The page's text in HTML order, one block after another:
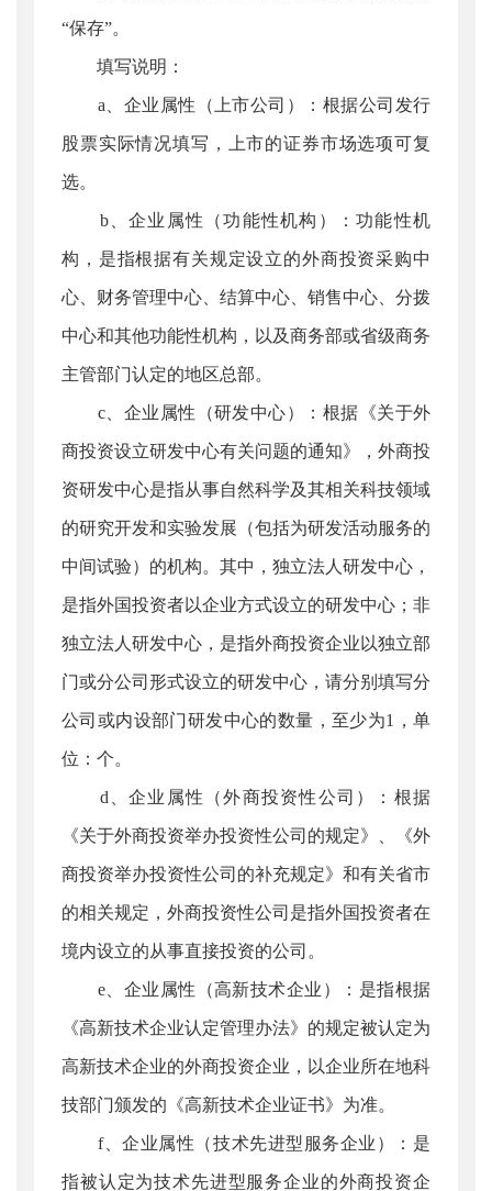
“保存”。
填写说明：
a、企业属性（上市公司）：根据公司发行
股票实际情况填写，上市的证券市场选项可复
选。
b、企业属性（功能性机构）：功能性机
构，是指根据有关规定设立的外商投资采购中
心、财务管理中心、结算中心、销售中心、分拨
中心和其他功能性机构，以及商务部或省级商务
主管部门认定的地区总部。
c、企业属性（研发中心）：根据《关于外
商投资设立研发中心有关问题的通知》，外商投
资研发中心是指从事自然科学及其相关科技领域
的研究开发和实验发展（包括为研发活动服务的
中间试验）的机构。其中，独立法人研发中心，
是指外国投资者以企业方式设立的研发中心；非
独立法人研发中心，是指外商投资企业以独立部
门或分公司形式设立的研发中心，请分别填写分
公司或内设部门研发中心的数量，至少为1，单
位：个。
d、企业属性（外商投资性公司）：根据
《关于外商投资举办投资性公司的规定》、《外
商投资举办投资性公司的补充规定》和有关省市
的相关规定，外商投资性公司是指外国投资者在
境内设立的从事直接投资的公司。
e、企业属性（高新技术企业）：是指根据
《高新技术企业认定管理办法》的规定被认定为
高新技术企业的外商投资企业，以企业所在地科
技部门颁发的《高新技术企业证书》为准。
f、企业属性（技术先进型服务企业）：是
指被认定为技术先进型服务企业的外商投资企